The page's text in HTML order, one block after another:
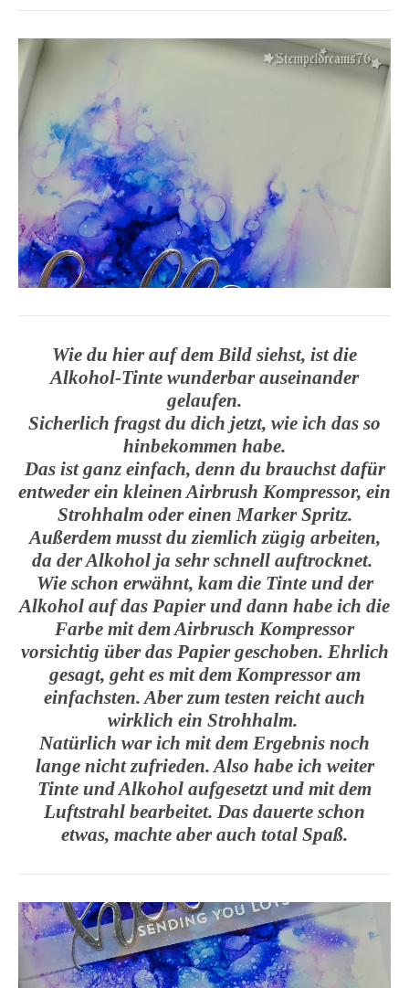
Wie du hier auf dem Bild siehst, ist die
Alkohol-Tinte wunderbar auseinander
gelaufen.
Sicherlich fragst du dich jetzt, wie ich das so
hinbekommen habe.
Das ist ganz einfach, denn du brauchst dafür
entweder ein kleinen Airbrush Kompressor, ein
Strohhalm oder einen Marker Spritz.
Außerdem musst du ziemlich zügig arbeiten,
da der Alkohol ja sehr schnell auftrocknet.
Wie schon erwähnt, kam die Tinte und der
Alkohol auf das Papier und dann habe ich die
Farbe mit dem Airbrusch Kompressor
vorsichtig über das Papier geschoben. Ehrlich
gesagt, geht es mit dem Kompressor am
einfachsten. Aber zum testen reicht auch
wirklich ein Strohhalm.
Natürlich war ich mit dem Ergebnis noch
lange nicht zufrieden. Also habe ich weiter
Tinte und Alkohol aufgesetzt und mit dem
Luftstrahl bearbeitet. Das dauerte schon
etwas, machte aber auch total Spaß.